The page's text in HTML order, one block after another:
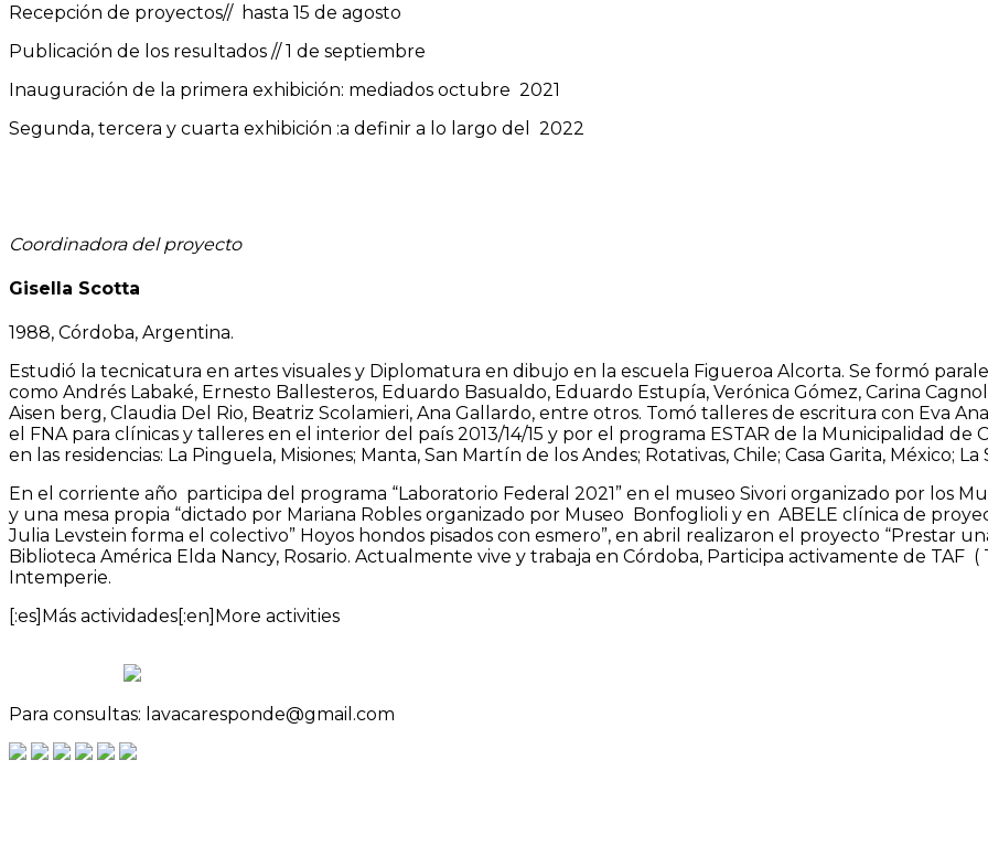
Recepción de proyectos// hasta 15 de agosto
Publicación de los resultados // 1 de septiembre
Inauguración de la primera exhibición: mediados octubre 2021
Segunda, tercera y cuarta exhibición :a definir a lo largo del 2022
Coordinadora del proyecto
Gisella Scotta
1988, Córdoba, Argentina.
Estudió la tecnicatura en artes visuales y Diplomatura en dibujo en la escuela Figueroa Alcorta. Se formó
como Andrés Labaké, Ernesto Ballesteros, Eduardo Basualdo, Eduardo Estupía, Verónica Gómez, Carina
Aisen berg, Claudia Del Rio, Beatriz Scolamieri, Ana Gallardo, entre otros. Tomó talleres de escritura con Eva
el FNA para clínicas y talleres en el interior del país 2013/14/15 y por el programa ESTAR de la Municipalidad de
en las residencias: La Pinguela, Misiones; Manta, San Martín de los Andes; Rotativas, Chile; Casa Garita, México;
En el corriente año participa del programa “Laboratorio Federal 2021” en el museo Sivori organizado por los
y una mesa propia “dictado por Mariana Robles organizado por Museo Bonfoglioli y en ABELE clínica de
Julia Levstein forma el colectivo” Hoyos hondos pisados con esmero”, en abril realizaron el proyecto “Prestar
Biblioteca América Elda Nancy, Rosario. Actualmente vive y trabaja en Córdoba, Participa activamente de TAF
Intemperie.
[:es]Más actividades[:en]More activities
Para consultas: lavacaresponde@gmail.com